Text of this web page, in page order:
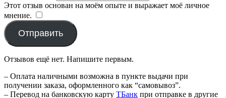
Этот отзыв основан на моём опыте и выражает моё личное
мнение.
Отправить
Отзывов ещё нет. Напишите первым.
– Оплата наличными возможна в пункте выдачи при
получении заказа, оформленного как “самовывоз”.
– Перевод на банковскую карту TБанк при отправке в другие